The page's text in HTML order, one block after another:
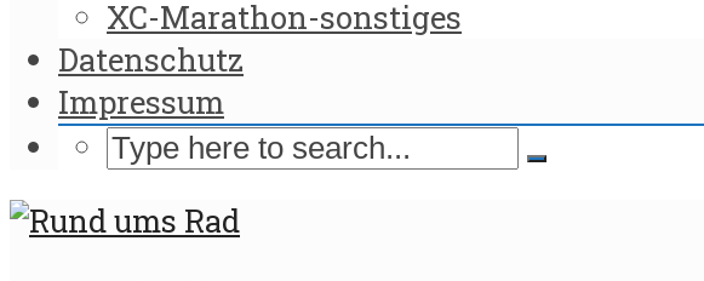
XC-Marathon-sonstiges
Datenschutz
Impressum